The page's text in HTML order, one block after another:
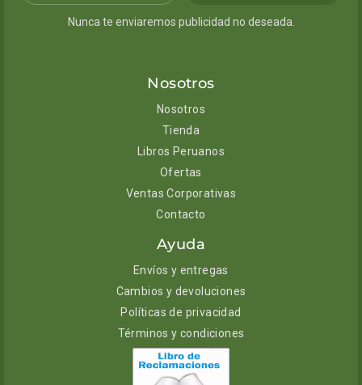
Nunca te enviaremos publicidad no deseada.
Nosotros
Nosotros
Tienda
Libros Peruanos
Ofertas
Ventas Corporativas
Contacto
Ayuda
Envíos y entregas
Cambios y devoluciones
Políticas de privacidad
Términos y condiciones